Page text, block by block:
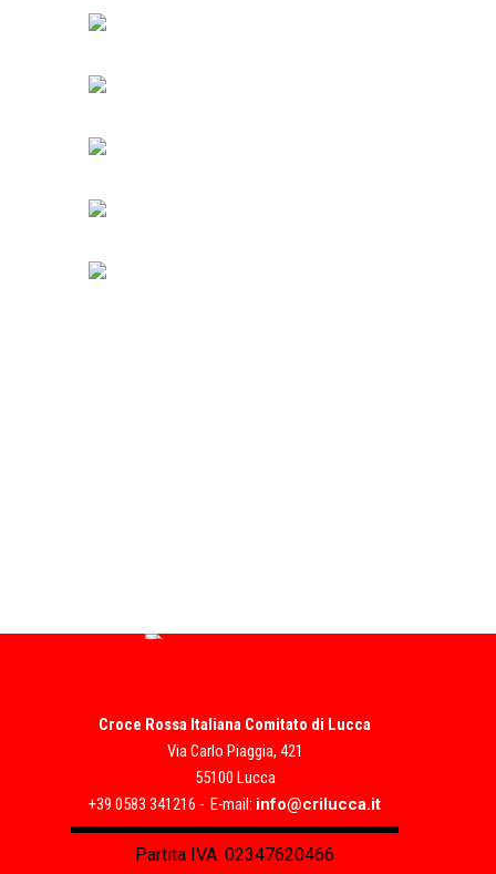
Croce Rossa Italiana Comitato di Lucca
Via Carlo Piaggia, 421
55100 Lucca
+39 0583 341216 - E-mail: info@crilucca.it
Partita IVA: 02347620466